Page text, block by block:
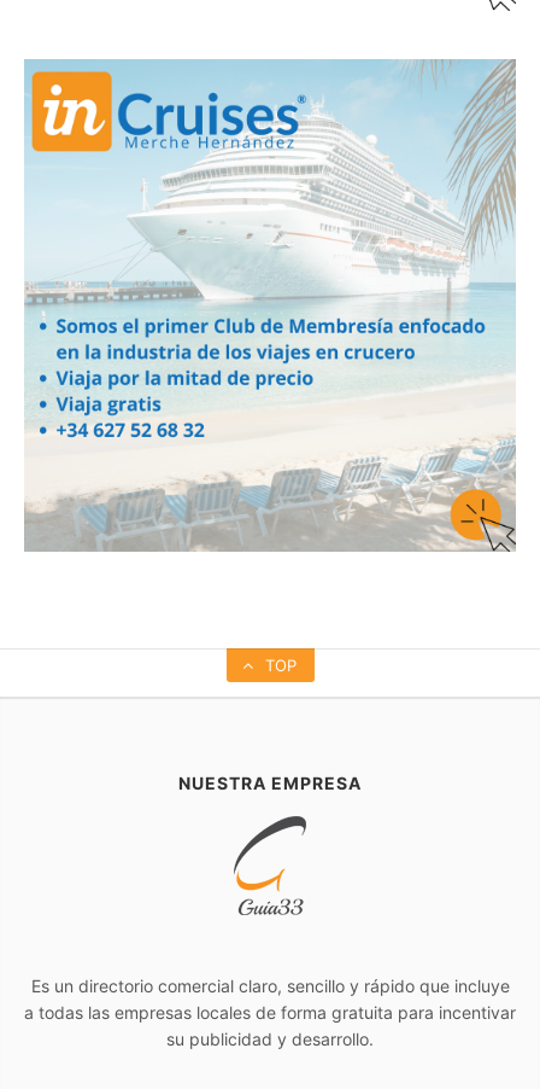
TOP
NUESTRA EMPRESA
Es un directorio comercial claro, sencillo y rápido que incluye
a todas las empresas locales de forma gratuita para incentivar
su publicidad y desarrollo.